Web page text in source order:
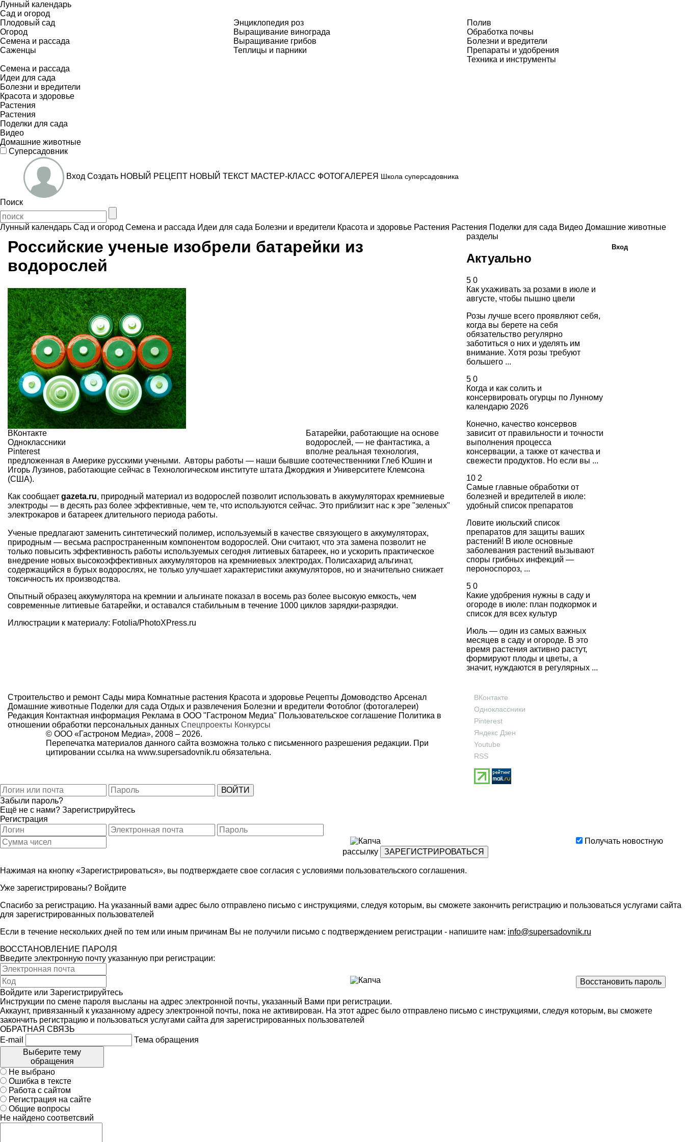
Лунный календарь
Сад и огород
Плодовый сад
Огород
Семена и рассада
Саженцы
Энциклопедия роз
Выращивание винограда
Выращивание грибов
Теплицы и парники
Полив
Обработка почвы
Болезни и вредители
Препараты и удобрения
Техника и инструменты
Семена и рассада
Идеи для сада
Болезни и вредители
Красота и здоровье
Растения
Растения
Поделки для сада
Видео
Домашние животные
Суперсадовник
Вход Создать НОВЫЙ РЕЦЕПТ НОВЫЙ ТЕКСТ МАСТЕР-КЛАСС ФОТОГАЛЕРЕЯ Школа суперсадовника
Поиск
Лунный календарь Сад и огород Семена и рассада Идеи для сада Болезни и вредители Красота и здоровье Растения Растения Поделки для сада Видео Домашние животные
Российские ученые изобрели батарейки из
водорослей
ВКонтакте
Одноклассники
Pinterest
Батарейки, работающие на основе
водорослей, — не фантастика, а
вполне реальная технология,
предложенная в Америке русскими учеными. Авторы работы — наши бывшие соотечественники Глеб Юшин и
Игорь Лузинов, работающие сейчас в Технологическом институте штата Джорджия и Университете Клемсона
(США).
Как сообщает gazeta.ru, природный материал из водорослей позволит использовать в аккумуляторах кремниевые
электроды — в десять раз более эффективные, чем те, что используются сейчас. Это приблизит нас к эре "зеленых"
электрокаров и батареек длительного периода работы.
Ученые предлагают заменить синтетический полимер, используемый в качестве связующего в аккумуляторах,
природным — весьма распространенным компонентом водорослей. Они считают, что эта замена позволит не
только повысить эффективность работы используемых сегодня литиевых батареек, но и ускорить практическое
внедрение новых высокоэффективных аккумуляторов на кремниевых электродах. Полисахарид альгинат,
содержащийся в бурых водорослях, не только улучшает характеристики аккумуляторов, но и значительно снижает
токсичность их производства.
Опытный образец аккумулятора на кремнии и альгинате показал в восемь раз более высокую емкость, чем
современные литиевые батарейки, и оставался стабильным в течение 1000 циклов зарядки-разрядки.
Иллюстрации к материалу: Fotolia/PhotoXPress.ru
разделы
Актуально
5 0
Как ухаживать за розами в июле и
августе, чтобы пышно цвели
Розы лучше всего проявляют себя,
когда вы берете на себя
обязательство регулярно
заботиться о них и уделять им
внимание. Хотя розы требуют
большего ...
5 0
Когда и как солить и
консервировать огурцы по Лунному
календарю 2026
Конечно, качество консервов
зависит от правильности и точности
выполнения процесса
консервации, а также от качества и
свежести продуктов. Но если вы ...
10 2
Самые главные обработки от
болезней и вредителей в июле:
удобный список препаратов
Ловите июльский список
препаратов для защиты ваших
растений! В июле основные
заболевания растений вызывают
споры грибных инфекций —
пероноспороз, ...
5 0
Какие удобрения нужны в саду и
огороде в июле: план подкормок и
список для всех культур
Июль — один из самых важных
месяцев в саду и огороде. В это
время растения активно растут,
формируют плоды и цветы, а
значит, нуждаются в регулярных ...
Строительство и ремонт Сады мира Комнатные растения Красота и здоровье Рецепты Домоводство Арсенал
Домашние животные Поделки для сада Отдых и развлечения Болезни и вредители Фотоблог (фотогалереи)
Редакция Контактная информация Реклама в ООО "Гастроном Медиа" Пользовательское соглашение Политика в
отношении обработки персональных данных Спецпроекты Конкурсы
© ООО «Гастроном Медиа», 2008 – 2026.
Перепечатка материалов данного сайта возможна только с письменного разрешения редакции. При
цитировании ссылка на www.supersadovnik.ru обязательна.
ВКонтакте
Одноклассники
Pinterest
Яндекс Дзен
Youtube
RSS
Вход
Забыли пароль?
Ещё не с нами? Зарегистрируйтесь
Регистрация
Получать новостную
рассылку
Нажимая на кнопку «Зарегистрироваться», вы подтверждаете свое согласия с условиями пользовательского соглашения.
Уже зарегистрированы? Войдите
Спасибо за регистрацию. На указанный вами адрес было отправлено письмо с инструкциями, следуя которым, вы сможете закончить регистрацию и пользоваться услугами сайта
для зарегистрированных пользователей
Если в течение нескольких дней по тем или иным причинам Вы не получили письмо с подтверждением регистрации - напишите нам: info@supersadovnik.ru
ВОССТАНОВЛЕНИЕ ПАРОЛЯ
Введите электронную почту указанную при регистрации:
Войдите или Зарегистрируйтесь
Инструкции по смене пароля высланы на адрес электронной почты, указанный Вами при регистрации.
Аккаунт, привязанный к указанному адресу электронной почты, пока не активирован. На этот адрес было отправлено письмо с инструкциями, следуя которым, вы сможете
закончить регистрацию и пользоваться услугами сайта для зарегистрированных пользователей
ОБРАТНАЯ СВЯЗЬ
E-mail
Тема обращения
Выберите тему
обращения
Не выбрано
Ошибка в тексте
Работа с сайтом
Регистрация на сайте
Общие вопросы
Не найдено соответсвий